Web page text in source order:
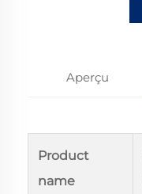
Aperçu
Product
name